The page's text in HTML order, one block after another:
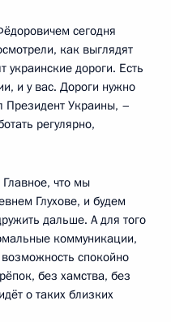
сегодня
как выглядят
украинские дороги. Есть
и у вас. Дороги нужно
Президент Украины, –
регулярно,
что мы
Глухове, и будем
дальше. А для того
коммуникации,
спокойно
без хамства, без
о таких близких